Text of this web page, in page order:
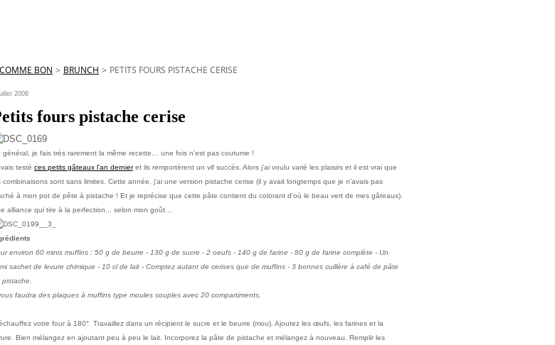
BON > BRUNCH > PETITS FOURS PISTACHE CERISE
2008
fours pistache cerise
général, je fais très rarement la même recette… une fois n'est pas coutume !
testé ces petits gâteaux l'an dernieret ils remportèrent un vif succès. Alors j'ai voulu varié les plaisirs et il est vrai que
combinaisons sont sans limites. Cette année, j'ai une version pistache cerise (il y avait longtemps que je n'avais pas
à mon pot de pête à pistache ! Et je reprécise que cette pâte contient du colorant d'où le beau vert de mes gâteaux).
alliance qui tire à la perfection... selon mon goût…
environ 60 minis muffins : 50 g de beurre - 130 g de sucre - 2 oeufs - 140 g de farine - 80 g de farine complète - Un
sachet de levure chimique - 10 cl de lait - Comptez autant de cerises que de muffins - 3 bonnes cuillère à café de pâte
pistache.
faudra des plaques à muffins type moules souples avec 20 compartiments.
votre four à 180°. Travaillez dans un récipient le sucre et le beurre (mou). Ajoutez les œufs, les farines et la
Bien mélangez en ajoutant peu à peu le lait. Incorporez la pâte de pistache et mélangez à nouveau. Remplir les